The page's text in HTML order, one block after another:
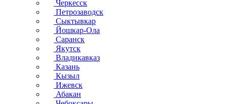
Черкесск
Петрозаводск
Сыктывкар
Йошкар-Ола
Саранск
Якутск
Владикавказ
Казань
Кызыл
Ижевск
Абакан